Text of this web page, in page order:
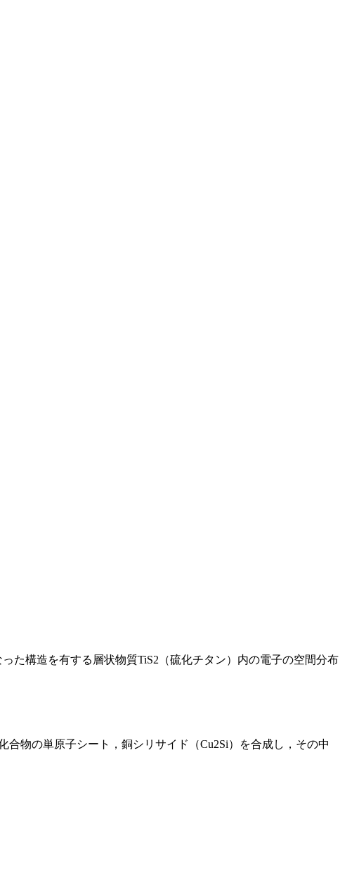
た構造を有する層状物質TiS2（硫化チタン）内の電子の空間分布
物の単原子シート，銅シリサイド（Cu2Si）を合成し，その中